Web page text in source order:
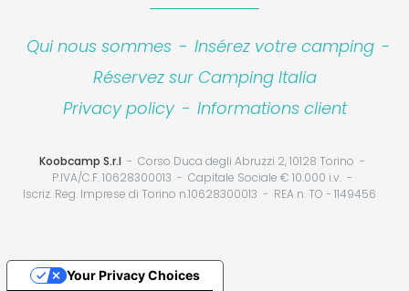
Qui nous sommes - Insérez votre camping -
Réservez sur Camping Italia
Privacy policy - Informations client
Koobcamp S.r.l
Corso Duca degli Abruzzi 2, 10128 Torino
P.IVA/C.F. 10628300013
Capitale Sociale € 10.000 i.v.
Iscriz. Reg. Imprese di Torino n.10628300013
REA n. TO - 1149456
Your Privacy Choices